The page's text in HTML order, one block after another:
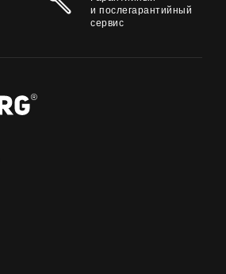
и послегарантийный
сервис